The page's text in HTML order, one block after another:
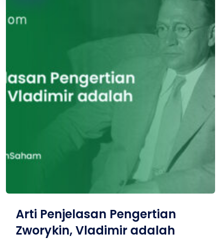
Arti Penjelasan Pengertian
Zworykin, Vladimir adalah